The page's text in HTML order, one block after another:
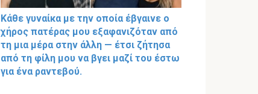
Κάθε γυναίκα με την οποία έβγαινε ο
χήρος πατέρας μου εξαφανιζόταν από
τη μια μέρα στην άλλη — έτσι ζήτησα
από τη φίλη μου να βγει μαζί του έστω
για ένα ραντεβού.